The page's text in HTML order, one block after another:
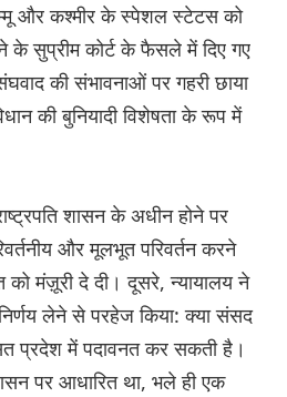
और कश्मीर के स्पेशल स्टेटस को
के सुप्रीम कोर्ट के फैसले में दिए गए
की संभावनाओं पर गहरी छाया
की बुनियादी विशेषता के रूप में
शासन के अधीन होने पर
और मूलभूत परिवर्तन करने
मंज़ूरी दे दी। दूसरे, न्यायालय ने
लेने से परहेज किया: क्या संसद
प्रदेश में पदावनत कर सकती है।
पर आधारित था, भले ही एक